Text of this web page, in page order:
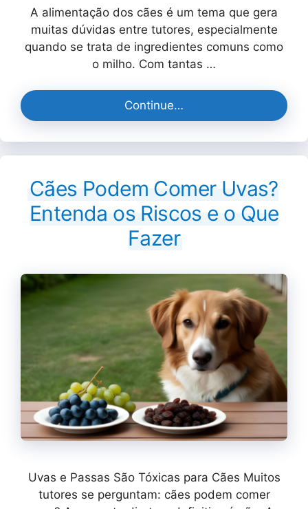
A alimentação dos cães é um tema que gera
muitas dúvidas entre tutores, especialmente
quando se trata de ingredientes comuns como
o milho. Com tantas …
Continue…
Cães Podem Comer Uvas?
Entenda os Riscos e o Que
Fazer
Uvas e Passas São Tóxicas para Cães Muitos
tutores se perguntam: cães podem comer